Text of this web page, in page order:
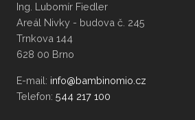
Ing. Lubomír Fiedler
Areál Nivky - budova č. 245
Trnkova 144
628 00 Brno
E-mail:
Telefon: 544 217 100